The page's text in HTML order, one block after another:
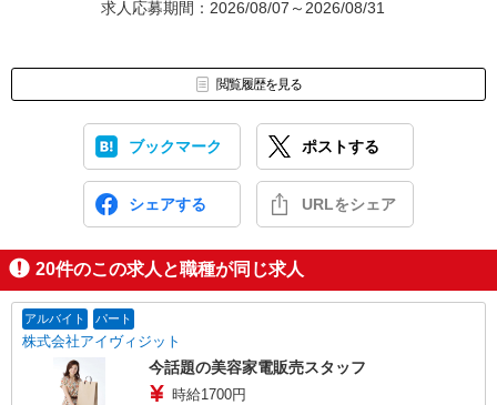
求人応募期間：2026/08/07～2026/08/31
閲覧履歴を見る
ブックマーク ポストする
シェアする URLをシェア
20件のこの求人と職種が同じ求人
アルバイト パート
株式会社アイヴィジット
今話題の美容家電販売スタッフ
時給1700円